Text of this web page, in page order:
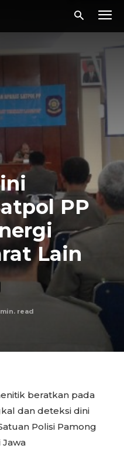
PP
Lain
min. read
beratkan pada
dan deteksi dini
Polisi Pamong
Jawa